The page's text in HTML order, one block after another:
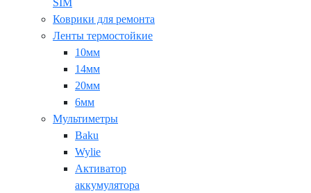
SIM
Коврики для ремонта
Ленты термостойкие
10мм
14мм
20мм
6мм
Мультиметры
Baku
Wylie
Активатор
аккумулятора